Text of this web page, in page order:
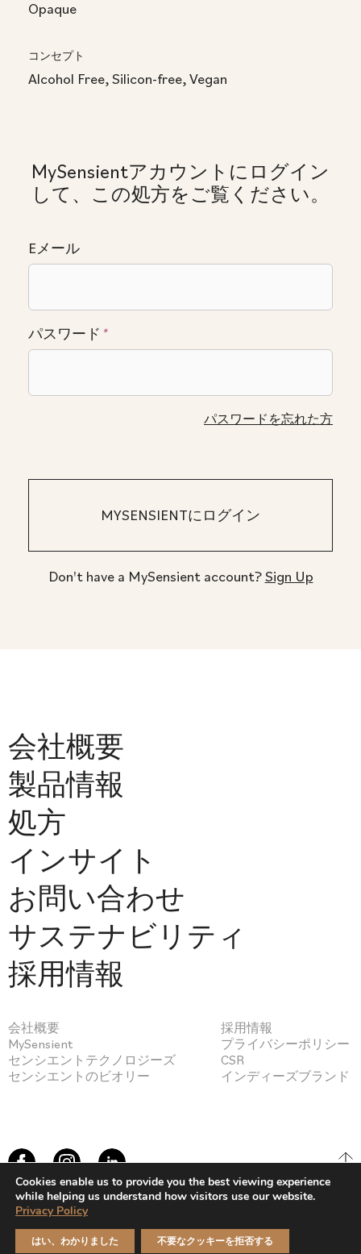
Opaque
コンセプト
Alcohol Free, Silicon-free, Vegan
MySensientアカウントにログイン
して、この処方をご覧ください。
Eメール
パスワード *
パスワードを忘れた方
Don't have a MySensient account?Sign Up
会社概要
製品情報
処方
インサイト
お問い合わせ
サステナビリティ
採用情報
会社概要
MySensient
センシエントテクノロジーズ
センシエントのビオリー
採用情報
プライバシーポリシー
CSR
インディーズブランド
Cookies enable us to provide you the best viewing experience
while helping us understand how visitors use our website.
Privacy Policy
はい、わかりました 不要なクッキーを拒否する